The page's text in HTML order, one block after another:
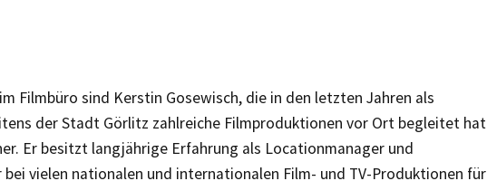
Filmbüro sind Kerstin Gosewisch, die in den letzten Jahren als
der Stadt Görlitz zahlreiche Filmproduktionen vor Ort begleitet hat
Er besitzt langjährige Erfahrung als Locationmanager und
vielen nationalen und internationalen Film- und TV-Produktionen für